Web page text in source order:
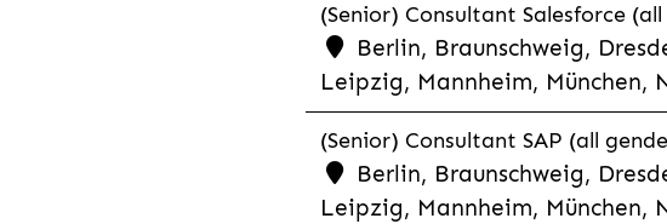
(Senior) Consultant Salesforce
Berlin, Braunschweig,
Leipzig, Mannheim, München,
(Senior) Consultant SAP (all
Berlin, Braunschweig,
Leipzig, Mannheim, München,